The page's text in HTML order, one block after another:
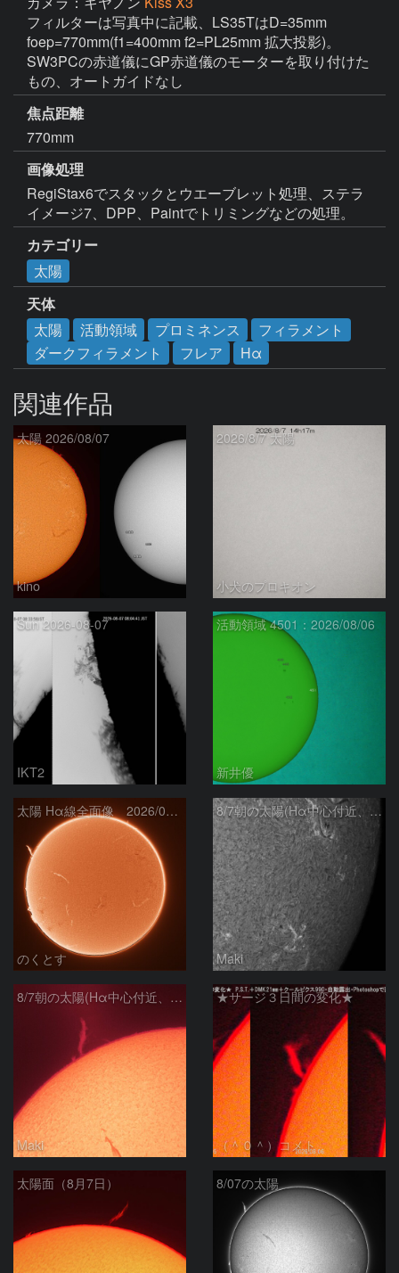
フィルターは写真中に記載、LS35TはD=35mm
foep=770mm(f1=400mm f2=PL25mm 拡大投影)。
SW3PCの赤道儀にGP赤道儀のモーターを取り付けた
もの、オートガイドなし
焦点距離
770mm
画像処理
RegiStax6でスタックとウエーブレット処理、ステラ
イメージ7、DPP、Paintでトリミングなどの処理。
カテゴリー
太陽
天体
太陽
活動領域 プロミネンス
フィラメント
ダークフィラメント
フレア Hα
関連作品
太陽 2026/08/07
kino
2026/8/7 太陽
小犬のプロキオン
Sun 2026-08-07
IKT2
活動領域 4501：2026/08/06
新井優
太陽 Hα線全面像 2026/08/07
のくとす
8/7朝の太陽(Hα中心付近、4498、4502付近)
Maki
8/7朝の太陽(Hα中心付近、プロミネンス)
Maki
★サージ３日間の変化★
（＾０＾）コメト
太陽面（8月7日） 8/07の太陽